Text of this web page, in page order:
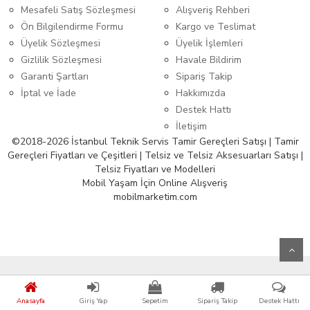
Anasayfa Giriş Yap Sepetim Sipariş Takip Destek Hattı
Mesafeli Satış Sözleşmesi
Ön Bilgilendirme Formu
Üyelik Sözleşmesi
Gizlilik Sözleşmesi
Garanti Şartları
İptal ve İade
Alışveriş Rehberi
Kargo ve Teslimat
Üyelik İşlemleri
Havale Bildirim
Sipariş Takip
Hakkımızda
Destek Hattı
İletişim
©2018-2026 İstanbul Teknik Servis Tamir Gereçleri Satışı | Tamir
Gereçleri Fiyatları ve Çeşitleri | Telsiz ve Telsiz Aksesuarları Satışı |
Telsiz Fiyatları ve Modelleri
Mobil Yaşam İçin Online Alışveriş
mobilmarketim.com